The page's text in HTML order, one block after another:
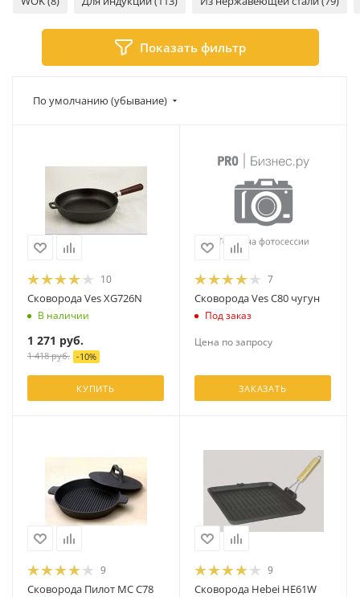
Показать фильтр
По умолчанию (убывание)
10
Сковорода Ves XG726N
В наличии
1 271 руб.
1 418руб. -10%
КУПИТЬ
7
Сковорода Ves С80 чугун
Под заказ
Цена по запросу
ЗАКАЗАТЬ
9
Сковорода Пилот МС С78
9
Сковорода Hebei HE61W